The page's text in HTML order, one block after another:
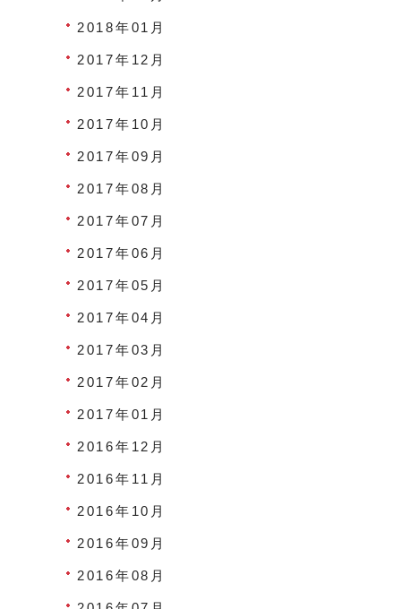
2018年01月
2017年12月
2017年11月
2017年10月
2017年09月
2017年08月
2017年07月
2017年06月
2017年05月
2017年04月
2017年03月
2017年02月
2017年01月
2016年12月
2016年11月
2016年10月
2016年09月
2016年08月